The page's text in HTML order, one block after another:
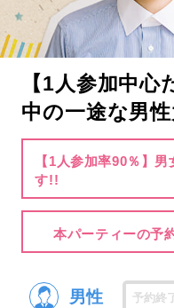
【1人参加中
中の一途な男
【1人参加率90％】
す!!
本パーティーの予
男性 予約終